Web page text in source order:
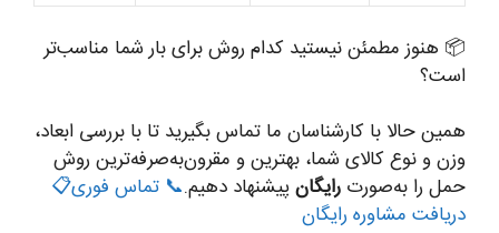
📦 هنوز مطمئن نیستید کدام روش برای بار شما مناسب‌تر
است؟
همین حالا با کارشناسان ما تماس بگیرید تا با بررسی ابعاد،
وزن و نوع کالای شما، بهترین و مقرون‌به‌صرفه‌ترین روش
حمل را به‌صورت رایگانپیشنهاد دهیم.📞 تماس فوری📋
دریافت مشاوره رایگان